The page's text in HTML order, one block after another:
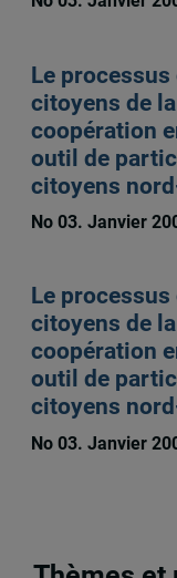
Le
citoyens de
coopération
outil de
citoyens
No 03. Janvier
Le
citoyens de
coopération
outil de
citoyens
No 03. Janvier